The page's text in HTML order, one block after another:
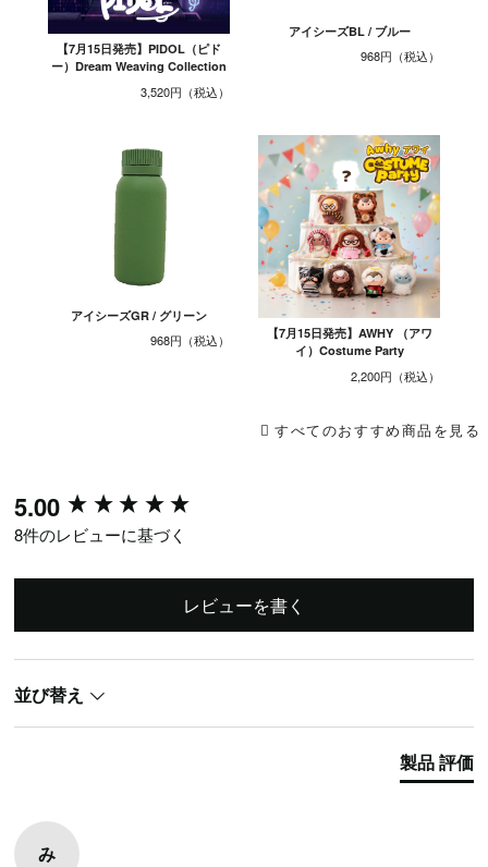
【7月15日発売】PIDOL（ピド
ー）Dream Weaving Collection
3,520円
アイシーズBL / ブルー
968円
アイシーズGR / グリーン
968円
【7月15日発売】AWHY （アワ
イ）Costume Party
2,200円
すべてのおすすめ商品を見る
5.00
8件のレビューに基づく
レビューを書く
並び替え
製品 評価
み
New content loaded